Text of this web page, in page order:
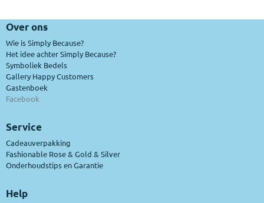
Over ons
Wie is Simply Because?
Het idee achter Simply Because?
Symboliek Bedels
Gallery Happy Customers
Gastenboek
Facebook
Service
Cadeauverpakking
Fashionable Rose & Gold & Silver
Onderhoudstips en Garantie
Help